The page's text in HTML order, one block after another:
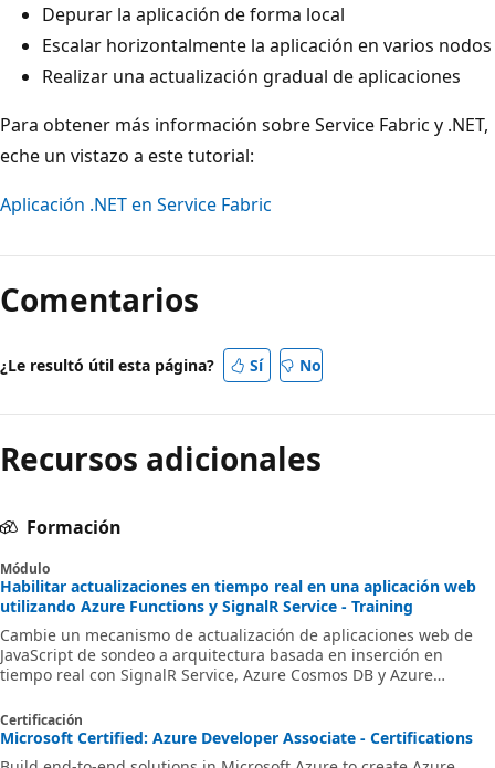
Depurar la aplicación de forma local
Escalar horizontalmente la aplicación en varios nodos
Realizar una actualización gradual de aplicaciones
Para obtener más información sobre Service Fabric y .NET,
eche un vistazo a este tutorial:
Aplicación .NET en Service Fabric
Comentarios
¿Le resultó útil esta página? Sí No
Recursos adicionales
Formación
Módulo
Habilitar actualizaciones en tiempo real en una aplicación web
utilizando Azure Functions y SignalR Service - Training
Cambie un mecanismo de actualización de aplicaciones web de
JavaScript de sondeo a arquitectura basada en inserción en
tiempo real con SignalR Service, Azure Cosmos DB y Azure
Visual Studio Code.
Certificación
Microsoft Certified: Azure Developer Associate - Certifications